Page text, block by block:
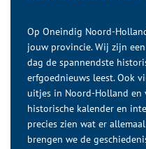
Op Oneindig Noord-
jouw provincie. Wij zijn
dag de spannendste
erfgoednieuws leest. Ook
uitjes in Noord-Holland en
historische kalender en
precies zien wat er
brengen we de